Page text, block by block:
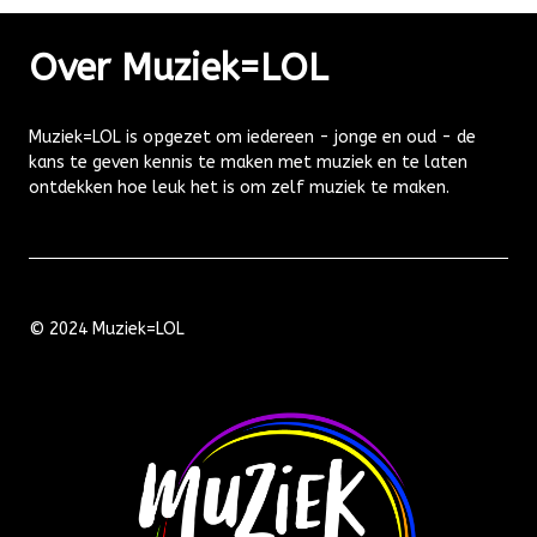
Over Muziek=LOL
Muziek=LOL is opgezet om iedereen - jonge en oud - de
kans te geven kennis te maken met muziek en te laten
ontdekken hoe leuk het is om zelf muziek te maken.
© 2024 Muziek=LOL